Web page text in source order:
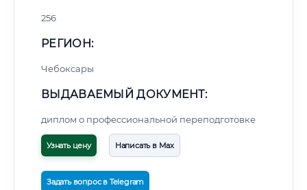
256
РЕГИОН:
Чебоксары
ВЫДАВАЕМЫЙ ДОКУМЕНТ:
диплом о профессиональной переподготовке
Узнать цену Написать в Max
Задать вопрос в Telegram